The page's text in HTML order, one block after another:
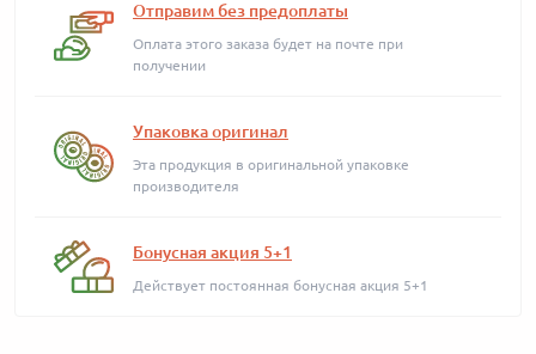
Отправим без предоплаты
Оплата этого заказа будет на почте при
получении
Упаковка оригинал
Эта продукция в оригинальной упаковке
производителя
Бонусная акция 5+1
Действует постоянная бонусная акция 5+1